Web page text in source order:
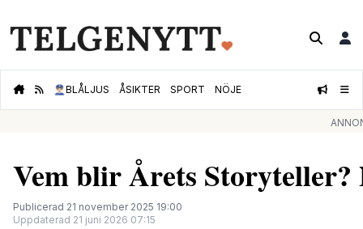
👮🏻‍♂️BLÅLJUS ÅSIKTER SPORT NÖJE
Vem blir Årets Storyteller?
Publicerad 21 november 2025 19:00
Uppdaterad 21 juni 2026 07:15